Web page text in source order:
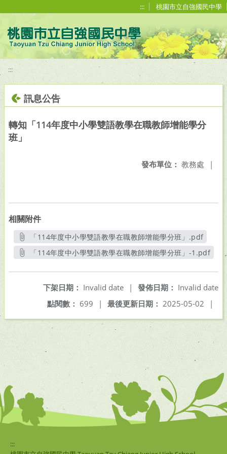
::: 桃園市立自強國民中學
:::
訊息公告
轉知「114年度中小學雙語教學在職教師增能學分
班」
發布單位： 教務處 |
相關附件
「114年度中小學雙語教學在職教師增能學分班」.pdf
另開新視窗
「114年度中小學雙語教學在職教師增能學分班」-1.pdf
發佈日期： Invalid date
下架日期： Invalid date
|
最後更新日期： 2025-05-02 |
點閱數： 699 |
:::